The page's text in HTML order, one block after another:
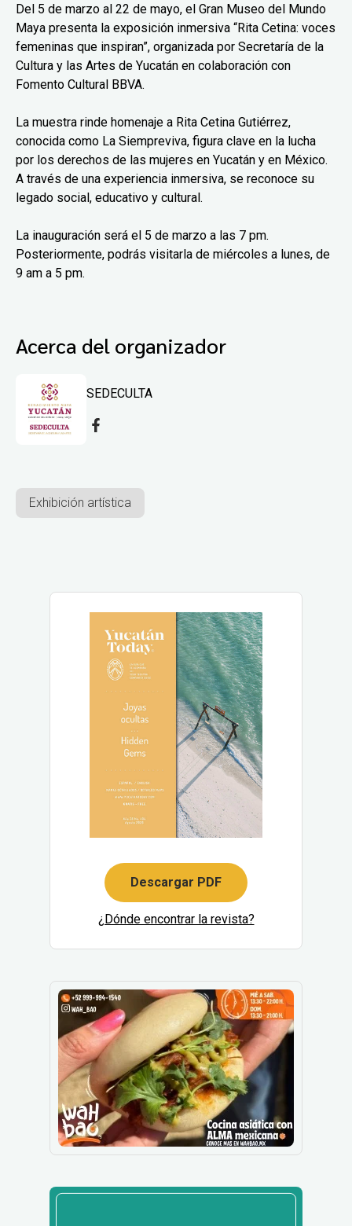
Del 5 de marzo al 22 de mayo, el Gran Museo del Mundo
Maya presenta la exposición inmersiva “Rita Cetina: voces
femeninas que inspiran”, organizada por Secretaría de la
Cultura y las Artes de Yucatán en colaboración con
Fomento Cultural BBVA.
La muestra rinde homenaje a Rita Cetina Gutiérrez,
conocida como La Siempreviva, figura clave en la lucha
por los derechos de las mujeres en Yucatán y en México.
A través de una experiencia inmersiva, se reconoce su
legado social, educativo y cultural.
La inauguración será el 5 de marzo a las 7 pm.
Posteriormente, podrás visitarla de miércoles a lunes, de
9 am a 5 pm.
Acerca del organizador
SEDECULTA
Exhibición artística
Descargar PDF
¿Dónde encontrar la revista?